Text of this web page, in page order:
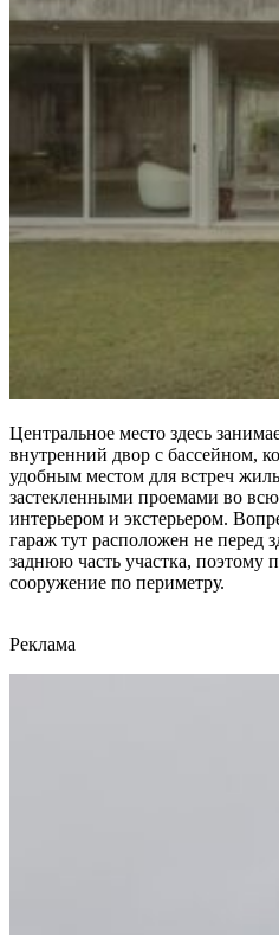
Центральное место здесь
внутренний двор с бассейном,
удобным местом для встреч
застекленными проемами во
интерьером и экстерьером.
гараж тут расположен не перед
заднюю часть участка, поэтому
сооружение по периметру.
Реклама